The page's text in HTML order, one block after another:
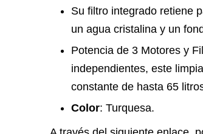
Su filtro integrado retiene
un agua cristalina y un
Potencia de 3 Motores y
independientes, este
constante de hasta 65
Color: Turquesa.